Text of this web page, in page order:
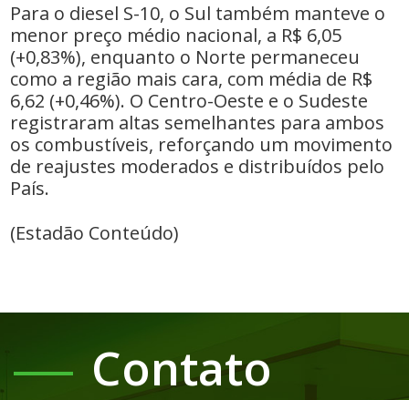
Para o diesel S-10, o Sul também manteve o
menor preço médio nacional, a R$ 6,05
(+0,83%), enquanto o Norte permaneceu
como a região mais cara, com média de R$
6,62 (+0,46%). O Centro-Oeste e o Sudeste
registraram altas semelhantes para ambos
os combustíveis, reforçando um movimento
de reajustes moderados e distribuídos pelo
País.
(Estadão Conteúdo)
Contato